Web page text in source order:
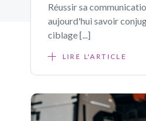
Réussir sa
aujourd'hui savoir
ciblage [...]
LIRE L'ARTICLE